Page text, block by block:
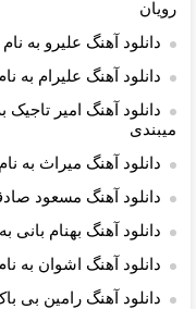
رویان
دانلود آهنگ علیرو به
دانلود آهنگ علیرام به
دانلود آهنگ امیر تاجیک
میبندی
دانلود آهنگ میراث به
دانلود آهنگ مسعود
دانلود آهنگ بهنام
دانلود آهنگ اشوان به
دانلود آهنگ رامین بی